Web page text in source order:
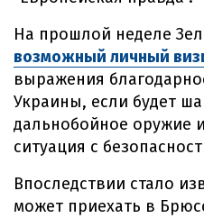
На прошлой неделе
возможный личный
выражения
Украины, если будет
дальнобойное оружие
ситуация с
Впоследствии стало
может приехать в